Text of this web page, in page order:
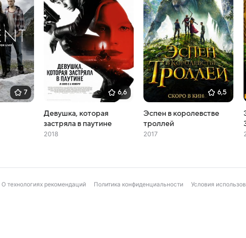
7 6,6
Девушка, которая
застряла в паутине
2018
6,5
Эспен в королевстве
троллей
2017
О технологиях рекомендаций Политика конфиденциальности Условия